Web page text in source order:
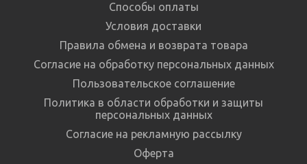
Способы оплаты
Условия доставки
Правила обмена и возврата товара
Согласие на обработку персональных данных
Пользовательское соглашение
Политика в области обработки и защиты
персональных данных
Согласие на рекламную рассылку
Оферта